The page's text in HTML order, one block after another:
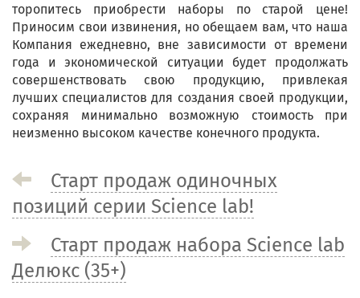
торопитесь приобрести наборы по старой цене!
Приносим свои извинения, но обещаем вам, что наша
Компания ежедневно, вне зависимости от времени
года и экономической ситуации будет продолжать
совершенствовать свою продукцию, привлекая
лучших специалистов для создания своей продукции,
сохраняя минимально возможную стоимость при
неизменно высоком качестве конечного продукта.
Старт продаж одиночных
позиций серии Science lab!
Старт продаж набора Science lab
Делюкс (35+)